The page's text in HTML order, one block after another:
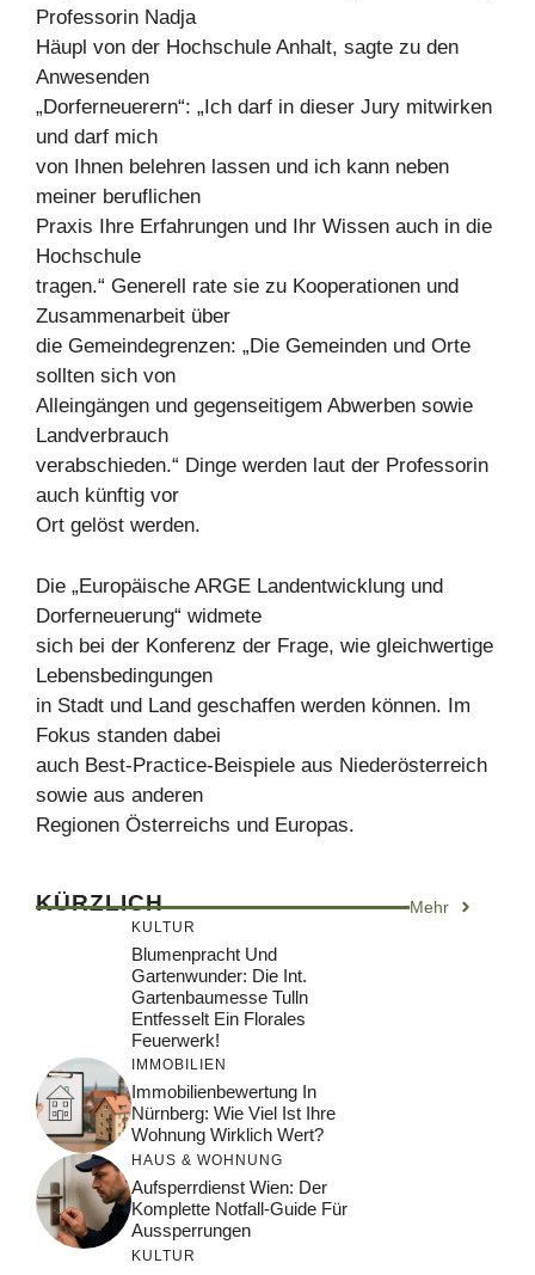
Professorin Nadja
Häupl von der Hochschule Anhalt, sagte zu den
Anwesenden
„Dorferneuerern“: „Ich darf in dieser Jury mitwirken
und darf mich
von Ihnen belehren lassen und ich kann neben
meiner beruflichen
Praxis Ihre Erfahrungen und Ihr Wissen auch in die
Hochschule
tragen.“ Generell rate sie zu Kooperationen und
Zusammenarbeit über
die Gemeindegrenzen: „Die Gemeinden und Orte
sollten sich von
Alleingängen und gegenseitigem Abwerben sowie
Landverbrauch
verabschieden.“ Dinge werden laut der Professorin
auch künftig vor
Ort gelöst werden.
Die „Europäische ARGE Landentwicklung und
Dorferneuerung“ widmete
sich bei der Konferenz der Frage, wie gleichwertige
Lebensbedingungen
in Stadt und Land geschaffen werden können. Im
Fokus standen dabei
auch Best-Practice-Beispiele aus Niederösterreich
sowie aus anderen
Regionen Österreichs und Europas.
KÜRZLICH Mehr
KULTUR
Blumenpracht Und
Gartenwunder: Die Int.
Gartenbaumesse Tulln
Entfesselt Ein Florales
Feuerwerk!
IMMOBILIEN
Immobilienbewertung In
Nürnberg: Wie Viel Ist Ihre
Wohnung Wirklich Wert?
HAUS & WOHNUNG
Aufsperrdienst Wien: Der
Komplette Notfall-Guide Für
Aussperrungen
KULTUR